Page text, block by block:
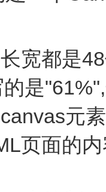
宽都是
是
元
页面的